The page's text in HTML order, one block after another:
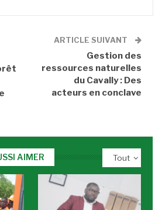
ARTICLE SUIVANT
Gestion des
ressources naturelles
du Cavally : Des
acteurs en conclave
Tout
AIMER